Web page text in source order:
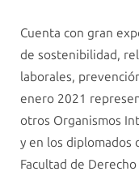
Cuenta con gran
de sostenibilidad,
laborales,
enero 2021
otros Organismos
y en los diplomados
Facultad de